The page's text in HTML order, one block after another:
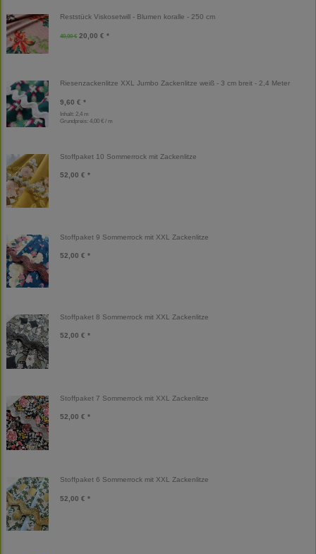
Reststück Viskosetwill - Blumen koralle - 250 cm
40,00 € 20,00 € *
Riesenzackenlitze XXL Jumbo Zackenlitze weiß - 3 cm breit - 2,4 Meter
9,60 € *
Inhalt: 2,4 m
Grundpreis: 4,00 € / m
Stoffpaket 10 Sommerrock mit Zackenlitze
52,00 € *
Stoffpaket 9 Sommerrock mit XXL Zackenlitze
52,00 € *
Stoffpaket 8 Sommerrock mit XXL Zackenlitze
52,00 € *
Stoffpaket 7 Sommerrock mit XXL Zackenlitze
52,00 € *
Stoffpaket 6 Sommerrock mit XXL Zackenlitze
52,00 € *